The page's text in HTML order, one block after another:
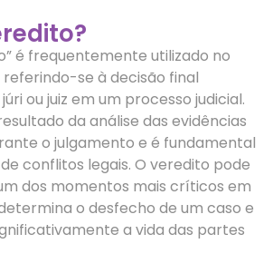
é frequentemente utilizado no
se à decisão final
ou juiz em um processo judicial.
da análise das evidências
o julgamento e é fundamental
conflitos legais. O veredito pode
dos momentos mais críticos em
o desfecho de um caso e
a vida das partes